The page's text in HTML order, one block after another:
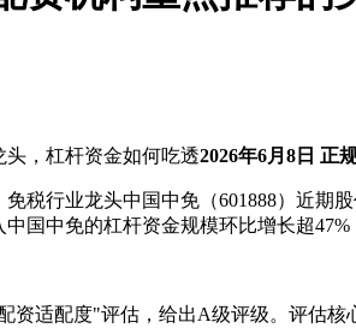
2026年6月8日 正
税行业龙头中国中免（601888）近期
国中免的杠杆资金规模环比增长超
适配度"评估，给出A级评级。评估核